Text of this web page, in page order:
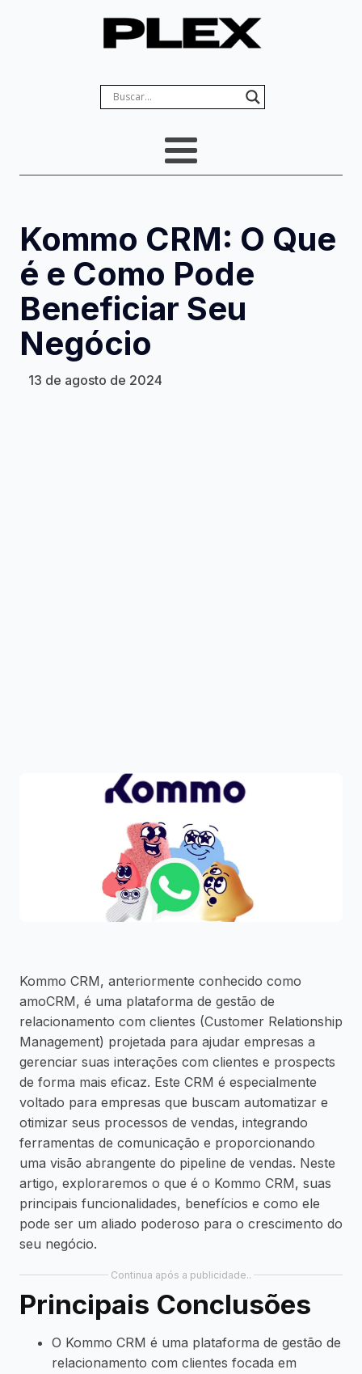
Kommo CRM: O Que
é e Como Pode
Beneficiar Seu
Negócio
13 de agosto de 2024
Kommo CRM, anteriormente conhecido como
amoCRM, é uma plataforma de gestão de
relacionamento com clientes (Customer Relationship
Management) projetada para ajudar empresas a
gerenciar suas interações com clientes e prospects
de forma mais eficaz. Este CRM é especialmente
voltado para empresas que buscam automatizar e
otimizar seus processos de vendas, integrando
ferramentas de comunicação e proporcionando
uma visão abrangente do pipeline de vendas. Neste
artigo, exploraremos o que é o Kommo CRM, suas
principais funcionalidades, benefícios e como ele
pode ser um aliado poderoso para o crescimento do
seu negócio.
Continua após a publicidade..
Principais Conclusões
O Kommo CRM é uma plataforma de gestão de
relacionamento com clientes focada em